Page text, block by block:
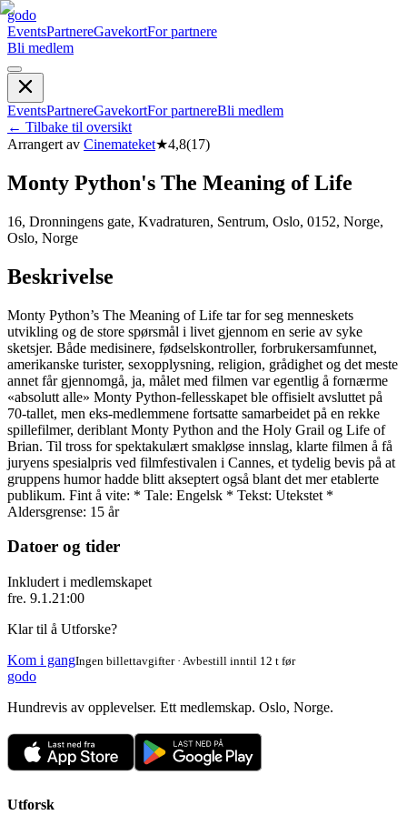
godo
EventsPartnereGavekortFor partnere
Bli medlem
EventsPartnereGavekortFor partnereBli medlem
← Tilbake til oversikt
Arrangert av Cinemateket★4,8(17)
Monty Python's The Meaning of Life
16, Dronningens gate, Kvadraturen, Sentrum, Oslo, 0152, Norge,
Oslo, Norge
Beskrivelse
Monty Python’s The Meaning of Life tar for seg menneskets
utvikling og de store spørsmål i livet gjennom en serie av syke
sketsjer. Både medisinere, fødselskontroller, forbrukersamfunnet,
amerikanske turister, sexopplysning, religion, grådighet og det meste
annet får gjennomgå, ja, målet med filmen var egentlig å fornærme
«absolutt alle» Monty Python-fellesskapet ble offisielt avsluttet på
70-tallet, men eks-medlemmene fortsatte samarbeidet på en rekke
spillefilmer, deriblant Monty Python and the Holy Grail og Life of
Brian. Til tross for spektakulært smakløse innslag, klarte filmen å få
juryens spesialpris ved filmfestivalen i Cannes, et tydelig bevis på at
gruppens humor hadde blitt akseptert også blant det mer etablerte
publikum. Fint å vite: * Tale: Engelsk * Tekst: Utekstet *
Aldersgrense: 15 år
Datoer og tider
Inkludert i medlemskapet
fre. 9.1.21:00
Klar til å Utforske?
Kom i gangIngen billettavgifter · Avbestill inntil 12 t før
godo
Hundrevis av opplevelser. Ett medlemskap. Oslo, Norge.
Utforsk